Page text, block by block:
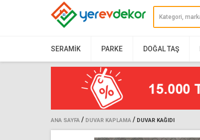
SERAMIK PARKE DOĞAL TAŞ
ANA SAYFA / DUVAR KAPLAMA / DUVAR KAĞIDI